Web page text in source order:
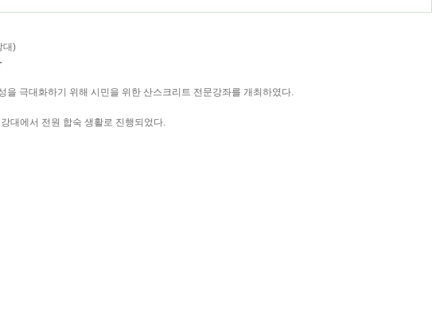
극대화하기 위해 시민을 위한 산스크리트 전문강좌를 개최하였다.
대에서 전원 합숙 생활로 진행되었다.